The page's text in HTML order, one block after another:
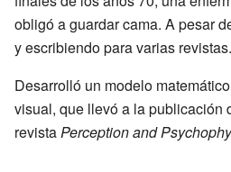
obligó a guardar cama. A pesar
y escribiendo para varias revistas.
Desarrolló un modelo
visual, que llevó a la publicación
revistaPerception and